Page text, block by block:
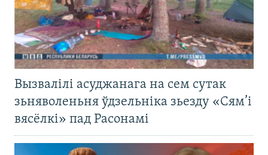
Вызвалілі асуджанага на сем сутак
зьняволеньня ўдзельніка зьезду «Сям’і
вясёлкі» пад Расонамі